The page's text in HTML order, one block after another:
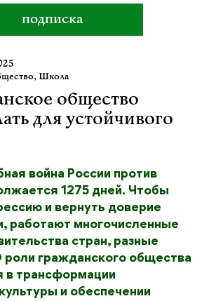
подписка
, Школа
общество
для устойчивого
война России против
1275 дней. Чтобы
и вернуть доверие
работают многочисленные
стран, разные
роли гражданского общества
в трансформации
и обеспечении